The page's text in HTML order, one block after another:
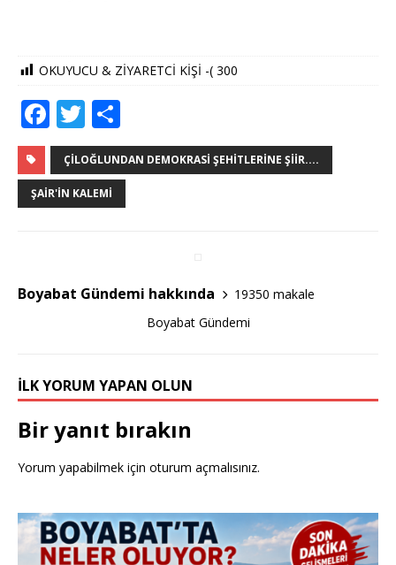
OKUYUCU & ZİYARETCİ KİŞİ -( 300
F
a
c
e
o
k
T
w
it
te
h
ar
e
ÇILOĞLUNDAN DEMOKRASI ŞEHITLERINE ŞIIR....
ŞAIR'IN KALEMI
Boyabat Gündemi hakkında
19350 makale
Boyabat Gündemi
İLK YORUM YAPAN OLUN
Bir yanıt bırakın
Yorum yapabilmek için oturum açmalısınız.